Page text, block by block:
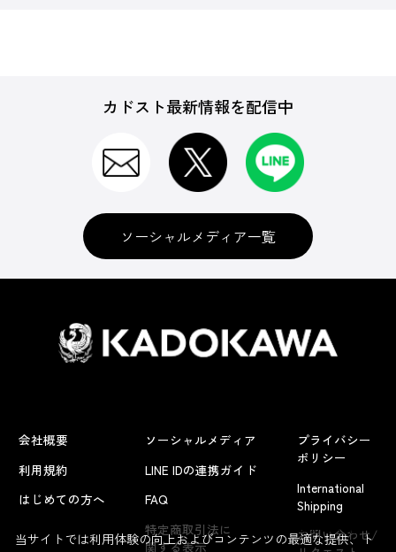
よくあるお問い合わせ
カドスト最新情報を配信中
ソーシャルメディア一覧
会社概要
利用規約
はじめての方へ
ソーシャルメディア
LINE IDの連携ガイド
FAQ
特定商取引法に
関する表示
プライバシー
ポリシー
International
Shipping
お問い合わせ/
当サイトでは利用体験の向上およびコンテンツの最適な提供、ト